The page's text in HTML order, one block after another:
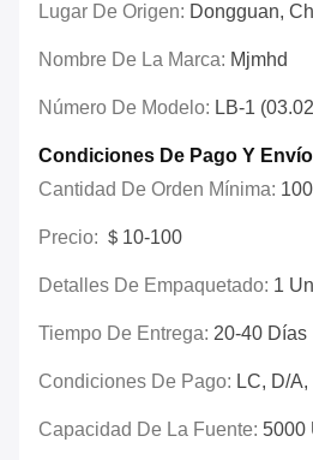
Lugar De Origen: Dongguan,
Nombre De La Marca: Mjmhd
Número De Modelo: LB-1
Condiciones De Pago Y Envío
Cantidad De Orden Mínima:
Precio: ＄10-100
Detalles De Empaquetado: 1
Tiempo De Entrega: 20-40 Días
Condiciones De Pago: LC, D/A,
Capacidad De La Fuente: 5000